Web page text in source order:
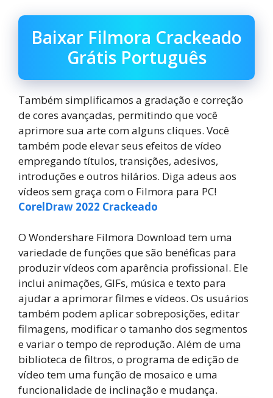
Baixar Filmora Crackeado
Grátis Português
Também simplificamos a gradação e correção
de cores avançadas, permitindo que você
aprimore sua arte com alguns cliques. Você
também pode elevar seus efeitos de vídeo
empregando títulos, transições, adesivos,
introduções e outros hilários. Diga adeus aos
vídeos sem graça com o Filmora para PC!
CorelDraw 2022 Crackeado
O Wondershare Filmora Download tem uma
variedade de funções que são benéficas para
produzir vídeos com aparência profissional. Ele
inclui animações, GIFs, música e texto para
ajudar a aprimorar filmes e vídeos. Os usuários
também podem aplicar sobreposições, editar
filmagens, modificar o tamanho dos segmentos
e variar o tempo de reprodução. Além de uma
biblioteca de filtros, o programa de edição de
vídeo tem uma função de mosaico e uma
funcionalidade de inclinação e mudança.